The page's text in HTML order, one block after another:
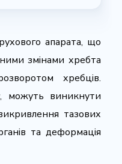
апарата, що
змінами хребта
хребців.
можуть виникнути
тазових
та деформація